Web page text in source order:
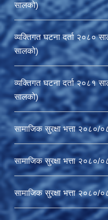
सालको)
व्यक्तिगत घटना दर्ता २०८०
सालको)
व्यक्तिगत घटना दर्ता २०८१
सालको)
सामाजिक सुरक्षा भत्ता २०८०/
सामाजिक सुरक्षा भत्ता २०८०/
सामाजिक सुरक्षा भत्ता २०८०/